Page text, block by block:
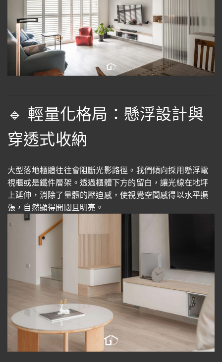
🔹 輕量化格局：懸浮設計與
穿透式收納
大型落地櫃體往往會阻斷光影路徑。我們傾向採用懸浮電
視櫃或是鐵件層架。透過櫃體下方的留白，讓光線在地坪
上延伸，消除了量體的壓迫感，使視覺空間感得以水平擴
張，自然顯得開闊且明亮。